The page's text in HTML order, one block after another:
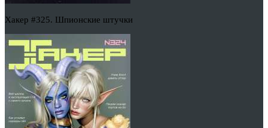
Хакер #325. Шпионские штучки